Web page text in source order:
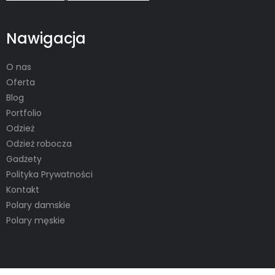
Nawigacja
O nas
Oferta
Blog
Portfolio
Odzież
Odzież robocza
Gadżety
Polityka Prywatności
Kontakt
Polary damskie
Polary męskie